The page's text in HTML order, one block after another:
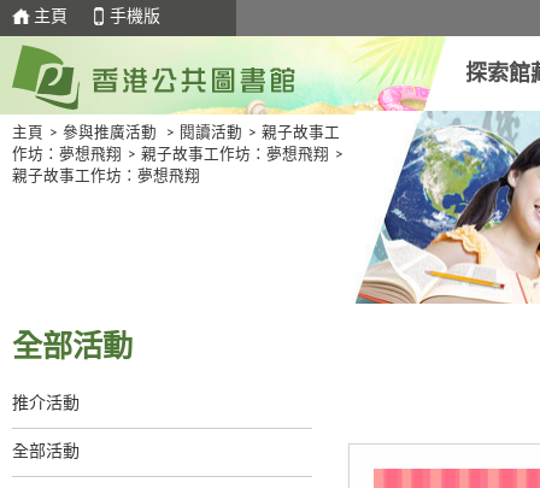
主頁 手機版
探索館
主頁 > 參與推廣活動 > 閱讀活動 > 親子故事工
作坊：夢想飛翔
> 親子故事工作坊：夢想飛翔
>
親子故事工作坊：夢想飛翔
全部活動
推介活動
全部活動